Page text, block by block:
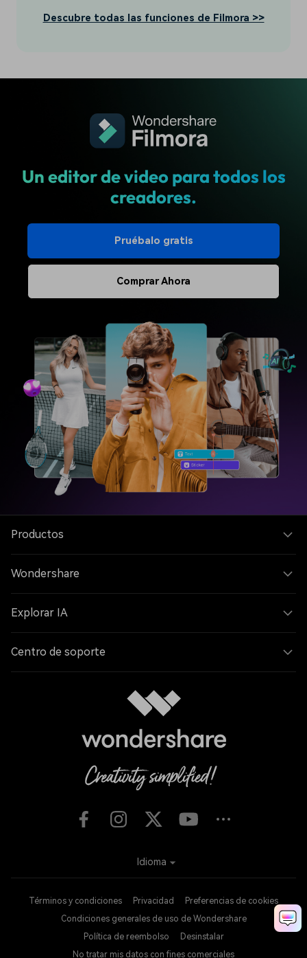
Descubre todas las funciones de Filmora >>
Un editor de video para todos los
creadores.
Pruébalo gratis
Comprar Ahora
Productos
Wondershare
Explorar IA
Centro de soporte
Términos y condiciones Privacidad
Preferencias de cookies
Condiciones generales de uso de Wondershare
Política de reembolso
Desinstalar
No tratar mis datos con fines comerciales
Idioma